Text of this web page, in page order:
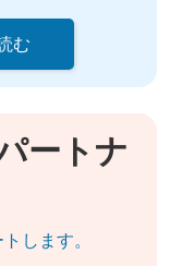
む
ートナ
します。